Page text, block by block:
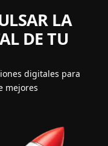
LA
DE TU
digitales para
mejores